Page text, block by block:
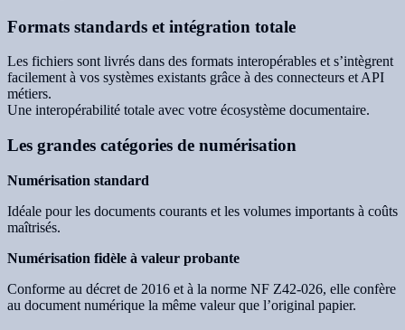
Formats standards et intégration totale
Les fichiers sont livrés dans des formats interopérables et s’intègrent
facilement à vos systèmes existants grâce à des connecteurs et API
métiers.
Une interopérabilité totale avec votre écosystème documentaire.
Les grandes catégories de numérisation
Numérisation standard
Idéale pour les documents courants et les volumes importants à coûts
maîtrisés.
Numérisation fidèle à valeur probante
Conforme au décret de 2016 et à la norme NF Z42-026, elle confère
au document numérique la même valeur que l’original papier.